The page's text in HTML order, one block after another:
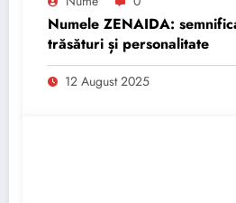
Numele ZENAIDA:
trăsături și personalitate
12 August 2025